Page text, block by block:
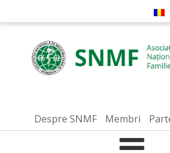
Despre SNMF Membri